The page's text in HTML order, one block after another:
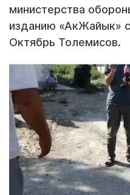
министерства
изданию «АкЖайык»
Октябрь Толемисов.